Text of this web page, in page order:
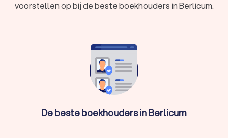
voorstellen op bij de beste boekhouders in Berlicum.
De beste boekhouders in Berlicum